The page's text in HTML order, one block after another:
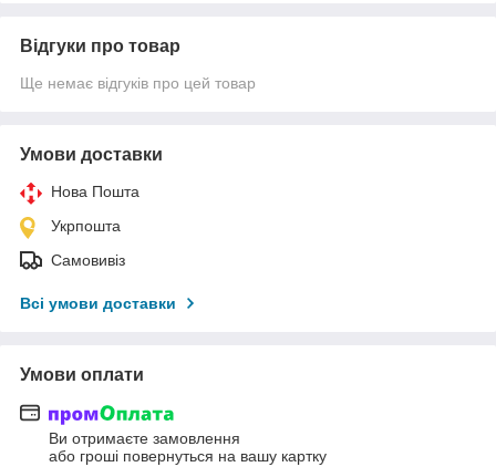
Відгуки про товар
Ще немає відгуків про цей товар
Умови доставки
Нова Пошта
Укрпошта
Самовивіз
Всі умови доставки
Умови оплати
Ви отримаєте замовлення
або гроші повернуться на вашу картку